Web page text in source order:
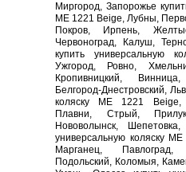
Миргород, Запорожье
ME 1221 Beige, Лубны,
Покров, Ирпень,
Червоноград, Калуш,
купить универсальную
Ужгород, Ровно,
Кропивницкий,
Белгород-Днестровский,
коляску ME 1221 Beige,
Плавни, Стрый,
Нововолынск,
универсальную коляску
Марганец,
Подольский, Коломыя,